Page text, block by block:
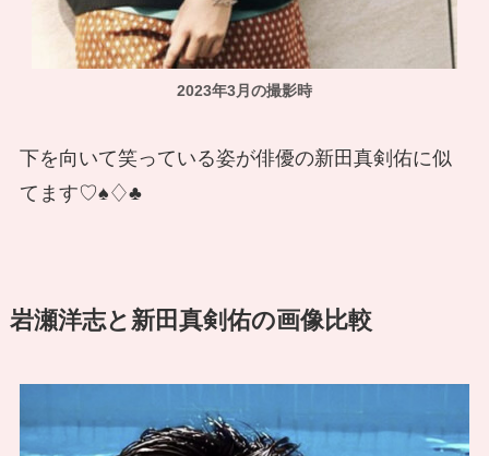
2023年3月の撮影時
下を向いて笑っている姿が俳優の新田真剣佑に似
てます♡♠♢♣
岩瀬洋志と新田真剣佑の画像比較